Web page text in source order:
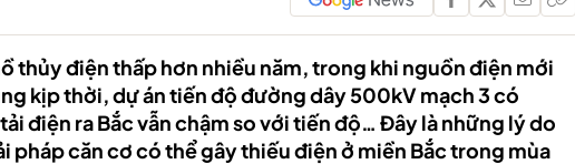
thủy điện thấp hơn nhiều năm, trong khi nguồn điện mới
kịp thời, dự án tiến độ đường dây 500kV mạch 3 có
điện ra Bắc vẫn chậm so với tiến độ… Đây là những lý do
pháp căn cơ có thể gây thiếu điện ở miền Bắc trong mùa